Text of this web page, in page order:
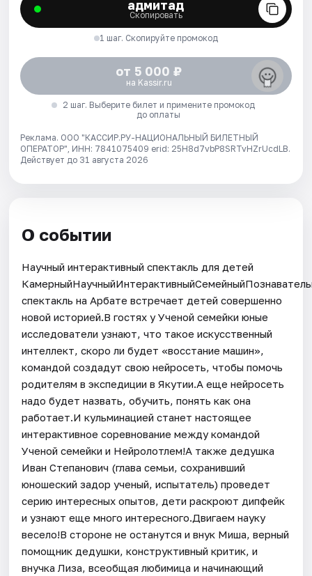
адмитад
Скопировать
1 шаг. Скопируйте промокод
от 5 000 ₽
на Kassir.ru
2 шаг. Выберите билет и примените промокод
до оплаты
Реклама. ООО "КАССИР.РУ-НАЦИОНАЛЬНЫЙ БИЛЕТНЫЙ
ОПЕРАТОР", ИНН: 7841075409 erid: 25H8d7vbP8SRTvHZrUcdLB.
Действует до 31 августа 2026
О событии
Научный интерактивный спектакль для детей
спектакль на Арбате встречает детей совершенно
новой историей.В гостях у Ученой семейки юные
исследователи узнают, что такое искусственный
интеллект, скоро ли будет «восстание машин»,
командой создадут свою нейросеть, чтобы помочь
родителям в экспедиции в Якутии.А еще нейросеть
надо будет назвать, обучить, понять как она
работает.И кульминацией станет настоящее
интерактивное соревнование между командой
Ученой семейки и Нейролотлем!А также дедушка
Иван Степанович (глава семьи, сохранивший
юношеский задор ученый, испытатель) проведет
серию интересных опытов, дети раскроют дипфейк
и узнают еще много интересного.Двигаем науку
весело!В стороне не останутся и внук Миша, верный
помощник дедушки, конструктивный критик, и
внучка Лиза, всеобщая любимица и начинающий